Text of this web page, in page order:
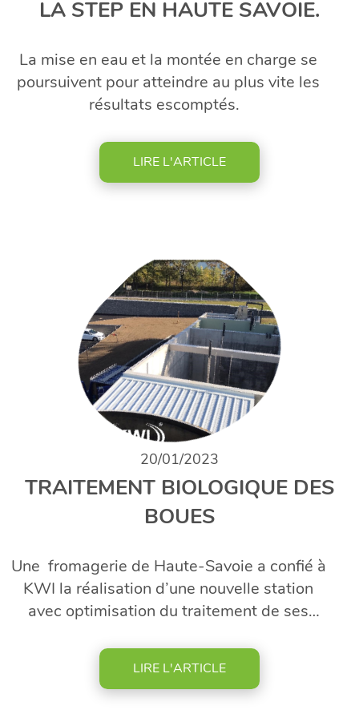
LA STEP EN HAUTE SAVOIE.
La mise en eau et la montée en charge se
poursuivent pour atteindre au plus vite les
résultats escomptés.
LIRE L'ARTICLE
20/01/2023
TRAITEMENT BIOLOGIQUE DES
BOUES
Une fromagerie de Haute-Savoie a confié à
KWI la réalisation d’une nouvelle station
avec optimisation du traitement de ses
avant la mise en eau, des : Tamis - Bassin
tampon – Bassin Bio -
LIRE L'ARTICLE